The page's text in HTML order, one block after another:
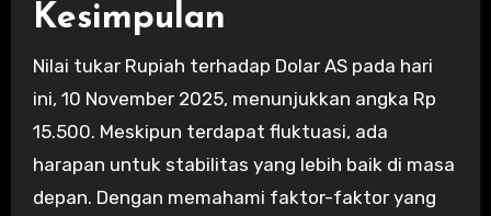
Kesimpulan
Nilai tukar Rupiah terhadap Dolar AS pada hari
ini, 10 November 2025, menunjukkan angka Rp
15.500. Meskipun terdapat fluktuasi, ada
harapan untuk stabilitas yang lebih baik di masa
depan. Dengan memahami faktor-faktor yang